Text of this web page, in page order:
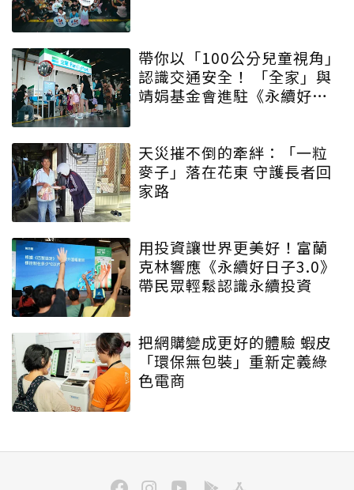
帶你以「100公分兒童視角」
認識交通安全！ 「全家」與
靖娟基金會進駐《永續好日
天災摧不倒的牽絆：「一粒
麥子」落在花東 守護長者回
家路
用投資讓世界更美好！富蘭
克林響應《永續好日子3.0》
帶民眾輕鬆認識永續投資
把網購變成更好的體驗 蝦皮
「環保無包裝」重新定義綠
色電商